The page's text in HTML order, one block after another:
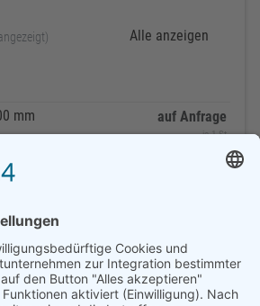
Alle anzeigen
mm
auf Anfrage
je 1 St
auf Anfrage